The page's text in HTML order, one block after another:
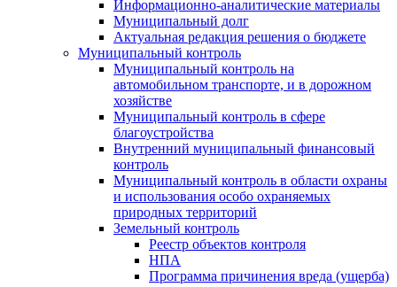
Информационно-аналитические материалы
Муниципальный долг
Актуальная редакция решения о бюджете
Муниципальный контроль
Муниципальный контроль на
автомобильном транспорте, и в дорожном
хозяйстве
Муниципальный контроль в сфере
благоустройства
Внутренний муниципальный финансовый
контроль
Муниципальный контроль в области охраны
и использования особо охраняемых
природных территорий
Земельный контроль
Реестр объектов контроля
НПА
Программа причинения вреда (ущерба)